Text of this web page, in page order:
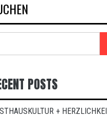
POSTS
+